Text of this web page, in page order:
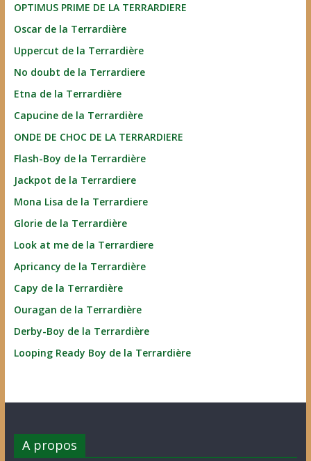
OPTIMUS PRIME DE LA TERRARDIERE
Oscar de la Terrardière
Uppercut de la Terrardière
No doubt de la Terrardiere
Etna de la Terrardière
Capucine de la Terrardière
ONDE DE CHOC DE LA TERRARDIERE
Flash-Boy de la Terrardière
Jackpot de la Terrardiere
Mona Lisa de la Terrardiere
Glorie de la Terrardière
Look at me de la Terrardiere
Apricancy de la Terrardière
Capy de la Terrardière
Ouragan de la Terrardière
Derby-Boy de la Terrardière
Looping Ready Boy de la Terrardière
A propos